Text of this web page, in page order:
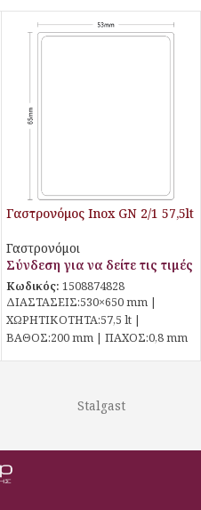
Γαστρονόμος Inox GN 2/1 57,5lt
Γαστρονόμοι
Σύνδεση για να δείτε τις τιμές
Κωδικός: 1508874828
ΔΙΑΣΤΑΣΕΙΣ:530×650 mm |
ΧΩΡΗΤΙΚΟΤΗΤΑ:57,5 lt |
ΒΑΘΟΣ:200 mm | ΠΑΧΟΣ:0,8 mm
Stalgast